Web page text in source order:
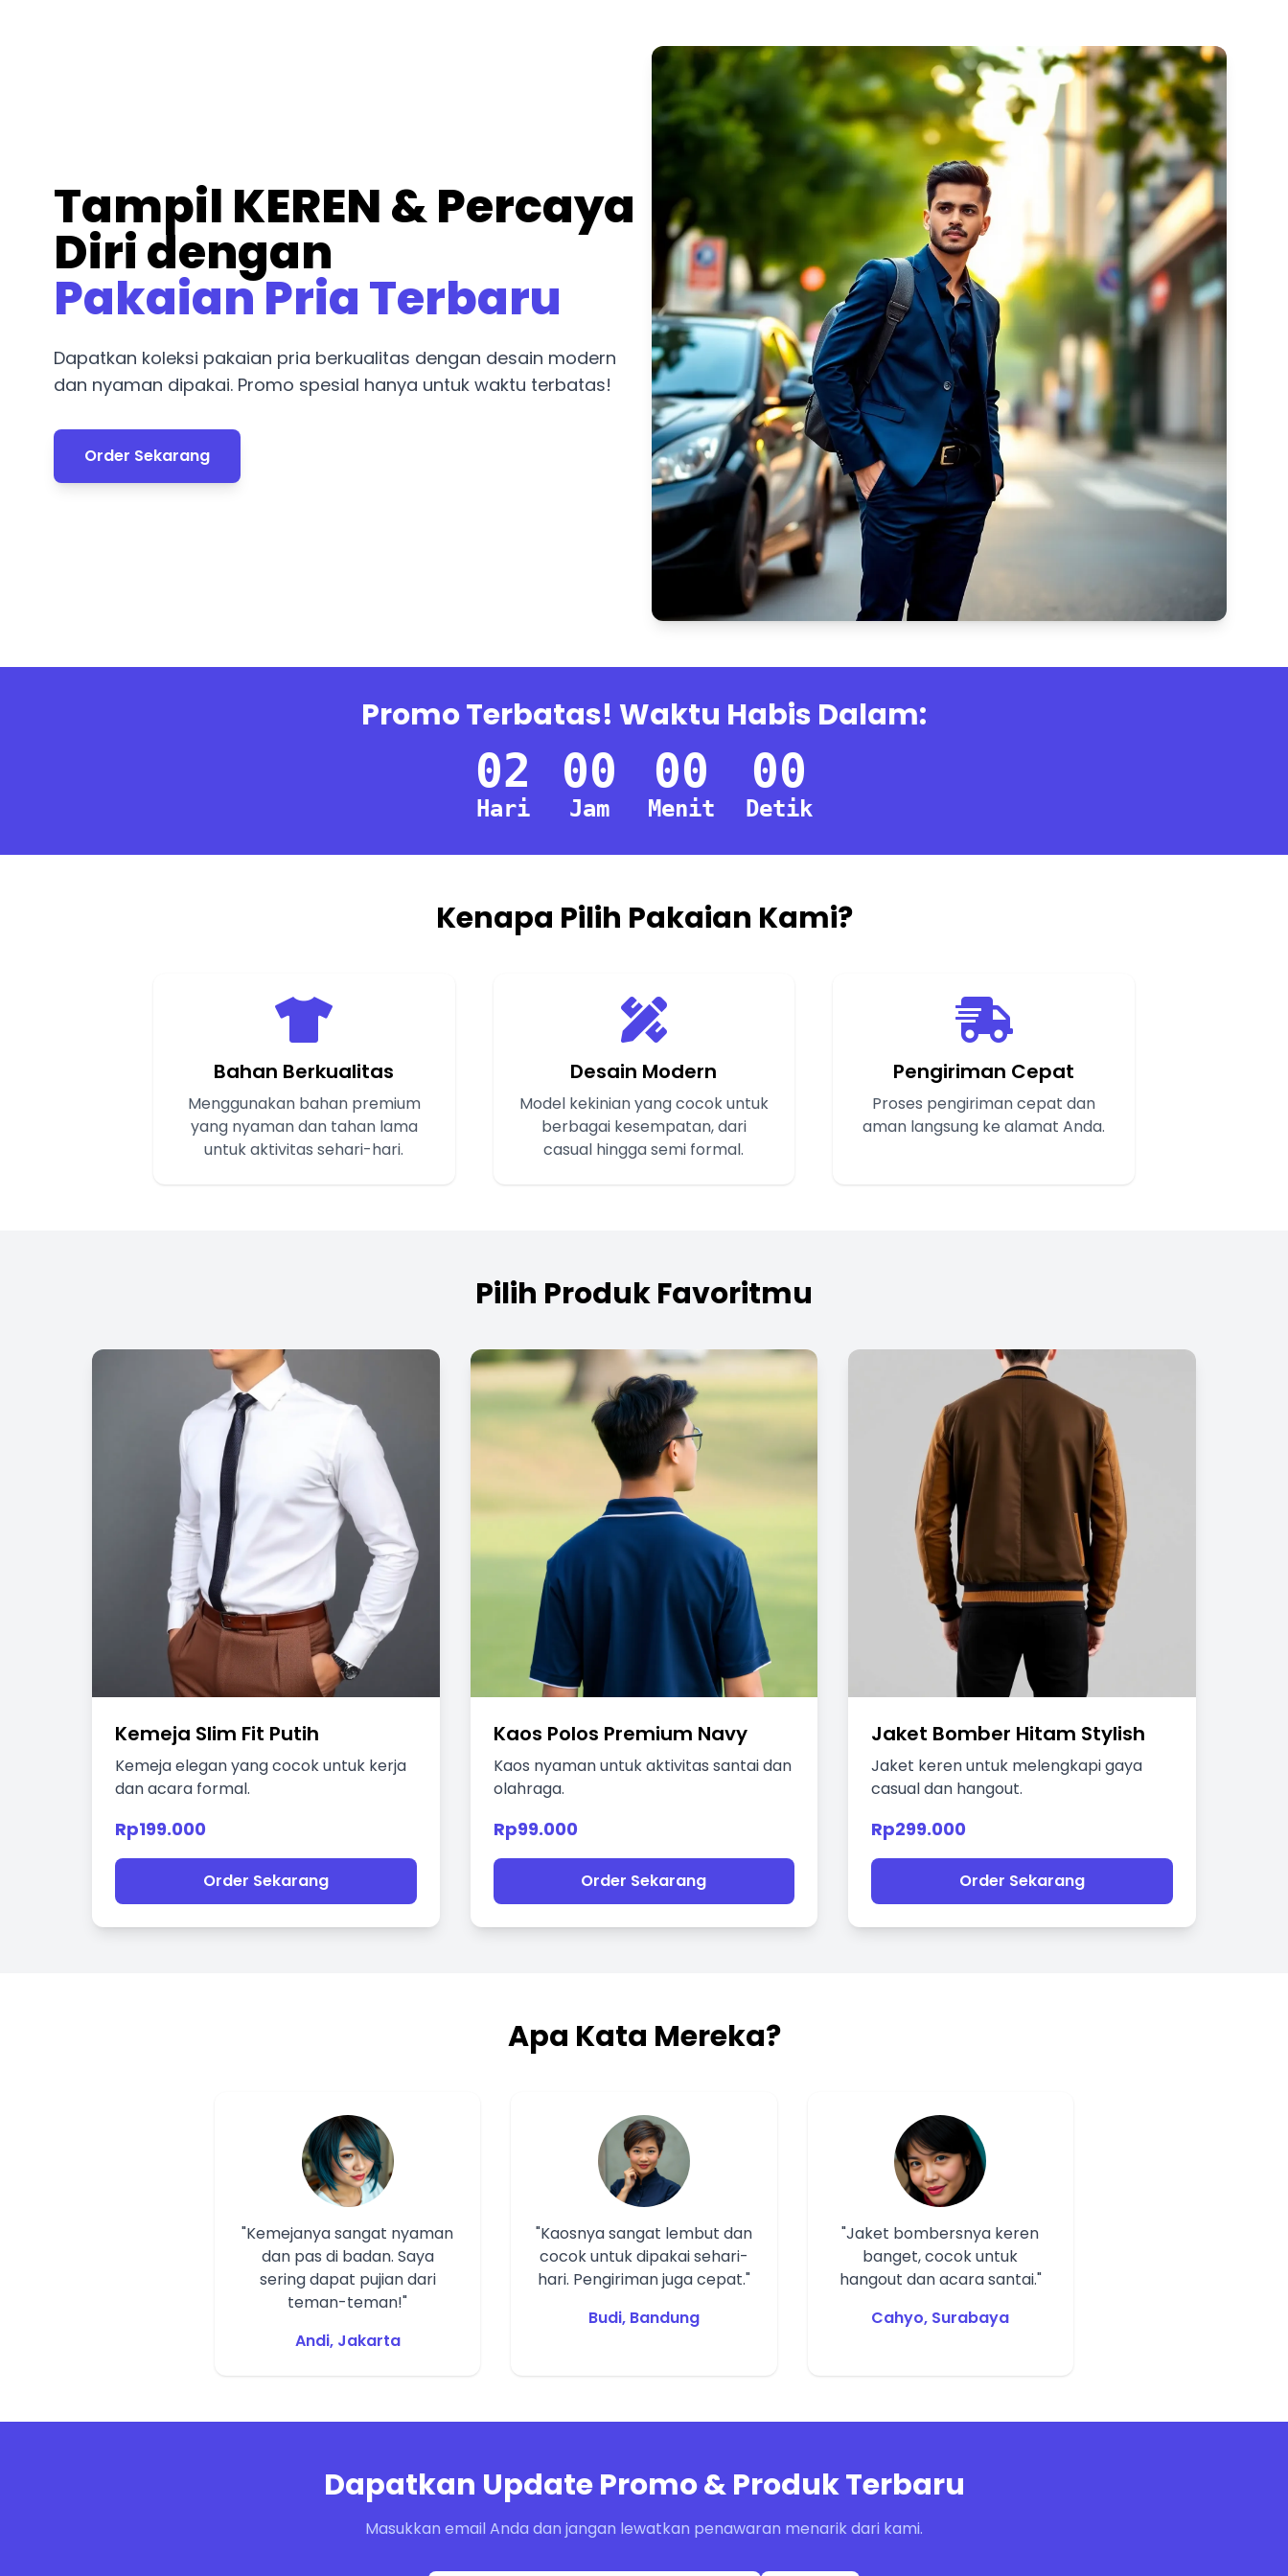
Tampil KEREN & Percaya
Diri dengan
Pakaian Pria Terbaru
Dapatkan koleksi pakaian pria berkualitas dengan desain modern
dan nyaman dipakai. Promo spesial hanya untuk waktu terbatas!
Order Sekarang
Promo Terbatas! Waktu Habis Dalam:
02
Hari
00
Jam
00
Menit
00
Detik
Kenapa Pilih Pakaian Kami?
Bahan Berkualitas
Menggunakan bahan premium
yang nyaman dan tahan lama
untuk aktivitas sehari-hari.
Desain Modern
Model kekinian yang cocok untuk
berbagai kesempatan, dari
casual hingga semi formal.
Pengiriman Cepat
Proses pengiriman cepat dan
aman langsung ke alamat Anda.
Pilih Produk Favoritmu
Kemeja Slim Fit Putih
Kemeja elegan yang cocok untuk kerja
dan acara formal.
Rp199.000
Order Sekarang
Kaos Polos Premium Navy
Kaos nyaman untuk aktivitas santai dan
olahraga.
Rp99.000
Order Sekarang
Jaket Bomber Hitam Stylish
Jaket keren untuk melengkapi gaya
casual dan hangout.
Rp299.000
Order Sekarang
Apa Kata Mereka?
"Kemejanya sangat nyaman
dan pas di badan. Saya
sering dapat pujian dari
teman-teman!"
Andi, Jakarta
"Kaosnya sangat lembut dan
cocok untuk dipakai sehari-
hari. Pengiriman juga cepat."
Budi, Bandung
"Jaket bombersnya keren
banget, cocok untuk
hangout dan acara santai."
Cahyo, Surabaya
Dapatkan Update Promo & Produk Terbaru
Masukkan email Anda dan jangan lewatkan penawaran menarik dari kami.